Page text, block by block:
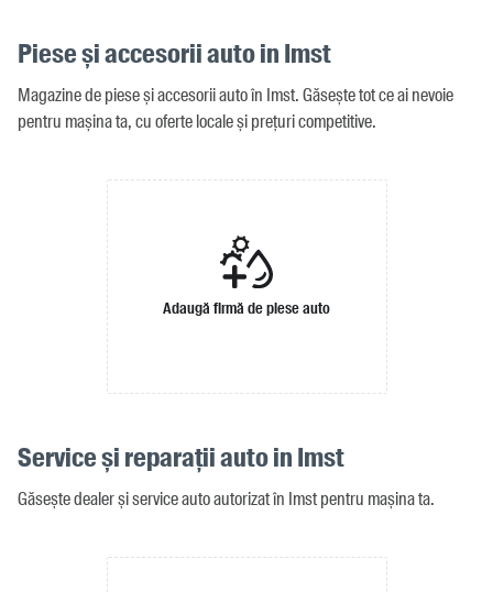
Piese și accesorii auto in Imst
Magazine de piese și accesorii auto în Imst. Găsește tot ce ai nevoie
pentru mașina ta, cu oferte locale și prețuri competitive.
Adaugă firmă de piese auto
Service și reparații auto in Imst
Găsește dealer și service auto autorizat în Imst pentru mașina ta.